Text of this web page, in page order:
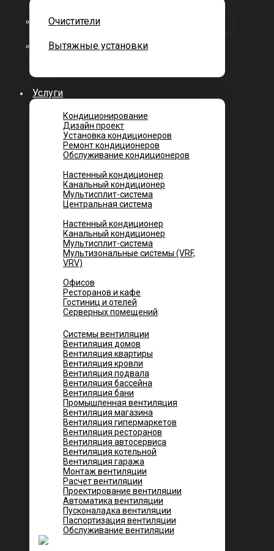
Очистители
Вытяжные установки
Услуги
Кондиционирование
Дизайн проект
Установка кондиционеров
Ремонт кондиционеров
Обслуживание кондиционеров
Настенный кондиционер
Канальный кондиционер
Мультисплит-система
Центральная система
Настенный кондиционер
Канальный кондиционер
Мультисплит-система
Мультизональные системы (VRF,
VRV)
Офисов
Ресторанов и кафе
Гостиниц и отелей
Серверных помещений
Системы вентиляции
Вентиляция домов
Вентиляция квартиры
Вентиляция кровли
Вентиляция подвала
Вентиляция бассейна
Вентиляция бани
Промышленная вентиляция
Вентиляция магазина
Вентиляция гипермаркетов
Вентиляция ресторанов
Вентиляция автосервиса
Вентиляция котельной
Вентиляция гаража
Монтаж вентиляции
Расчет вентиляции
Проектирование вентиляции
Автоматика вентиляции
Пусконаладка вентиляции
Паспортизация вентиляции
Обслуживание вентиляции